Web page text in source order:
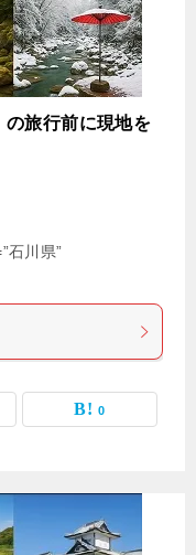
の旅行前に現地を
石川県”
0